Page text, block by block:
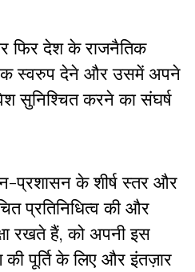
फिर देश के राजनैतिक
स्वरुप देने और उसमें अपने
सुनिश्चित करने का संघर्ष
प्रशासन के शीर्ष स्तर और
प्रतिनिधित्व की और
रखते हैं, को अपनी इस
पूर्ति के लिए और इंतज़ार